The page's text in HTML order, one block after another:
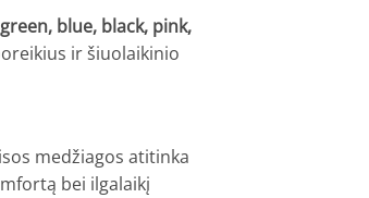
blue, black, pink,
ir šiuolaikinio
medžiagos atitinka
bei ilgalaikį